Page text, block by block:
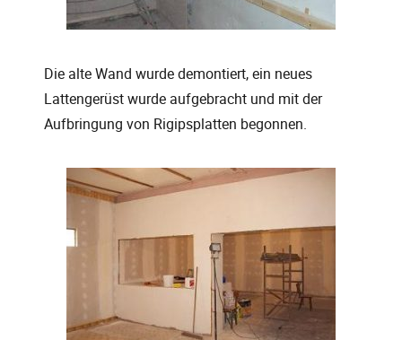
Die alte Wand wurde demontiert, ein neues
Lattengerüst wurde aufgebracht und mit der
Aufbringung von Rigipsplatten begonnen.